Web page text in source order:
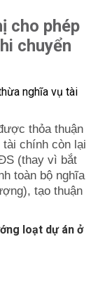
cho phép
chuyển
thỏa thuận
chính còn lại
(thay vì bắt
toàn bộ nghĩa
tạo thuận
loạt dự án ở